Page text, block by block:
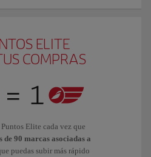
ELITE
COMPRAS
Puntos Elite cada vez que
de 90 marcas asociadas a
puedas subir más rápido